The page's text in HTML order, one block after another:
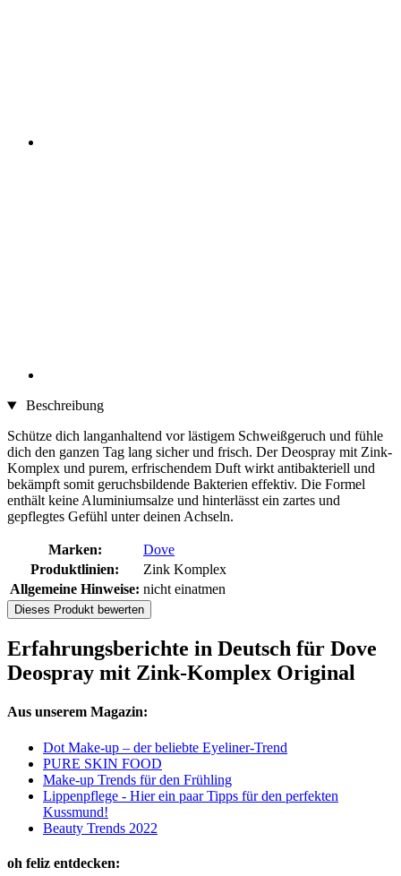
Beschreibung
Schütze dich langanhaltend vor lästigem Schweißgeruch und fühle
dich den ganzen Tag lang sicher und frisch. Der Deospray mit Zink-
Komplex und purem, erfrischendem Duft wirkt antibakteriell und
bekämpft somit geruchsbildende Bakterien effektiv. Die Formel
enthält keine Aluminiumsalze und hinterlässt ein zartes und
gepflegtes Gefühl unter deinen Achseln.
Marken:
Dove
Produktlinien:
Zink Komplex
Allgemeine Hinweise: nicht einatmen
Dieses Produkt bewerten
Erfahrungsberichte in Deutsch für Dove
Deospray mit Zink-Komplex Original
Aus unserem Magazin:
Dot Make-up – der beliebte Eyeliner-Trend
PURE SKIN FOOD
Make-up Trends für den Frühling
Lippenpflege - Hier ein paar Tipps für den perfekten
Kussmund!
Beauty Trends 2022
oh feliz entdecken: